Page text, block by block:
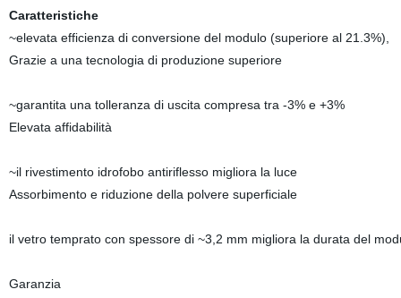
Caratteristiche
~elevata efficienza di conversione del modulo (superiore al 21.3%),
Grazie a una tecnologia di produzione superiore
~garantita una tolleranza di uscita compresa tra -3% e +3%
Elevata affidabilità
~il rivestimento idrofobo antiriflesso migliora la luce
Assorbimento e riduzione della polvere superficiale
il vetro temprato con spessore di ~3,2 mm migliora la durata del
Garanzia